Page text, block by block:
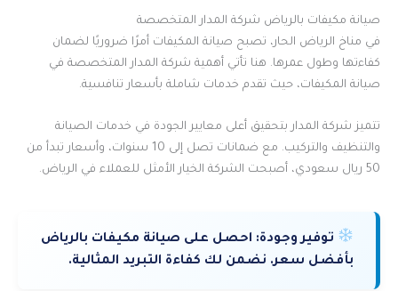
صيانة مكيفات بالرياض شركة المدار المتخصصة
في مناخ الرياض الحار، تصبح صيانة المكيفات أمرًا ضروريًا لضمان
كفاءتها وطول عمرها. هنا تأتي أهمية شركة المدار المتخصصة في
صيانة المكيفات، حيث تقدم خدمات شاملة بأسعار تنافسية.
تتميز شركة المدار بتحقيق أعلى معايير الجودة في خدمات الصيانة
والتنظيف والتركيب. مع ضمانات تصل إلى 10 سنوات، وأسعار تبدأ من
50 ريال سعودي، أصبحت الشركة الخيار الأمثل للعملاء في الرياض.
توفير وجودة: احصل على صيانة مكيفات بالرياض
بأفضل سعر. نضمن لك كفاءة التبريد المثالية.